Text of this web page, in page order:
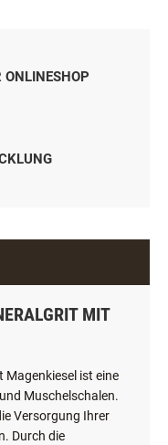
ONLINESHOP
MIT
ist eine
Muschelschalen.
Versorgung Ihrer
Durch die